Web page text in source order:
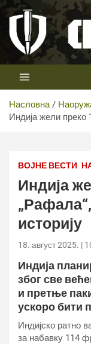
Скип
цонтент
Први војни канал у
Насловна
Индија жели преко
ВОЈНЕ ВЕСТИ
Индија
историју
18. август 2025. |
Индија
због све
и претње
ускоро бити
Индијско ратно
за набавку 114